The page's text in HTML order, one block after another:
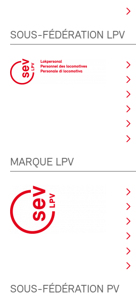
SOUS-FÉDÉRATION LPV
MARQUE LPV
SOUS-FÉDÉRATION PV